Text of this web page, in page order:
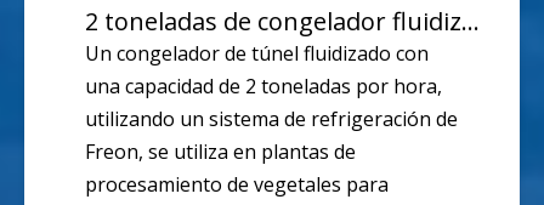
2 toneladas de congelador fluidizado
Un congelador de túnel fluidizado con
una capacidad de 2 toneladas por hora,
utilizando un sistema de refrigeración de
Freon, se utiliza en plantas de
procesamiento de vegetales para